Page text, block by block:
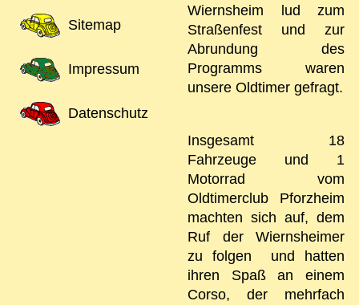
Wiernsheim lud zum
Straßenfest und zur
Abrundung des
Programms waren
unsere Oldtimer gefragt.
Insgesamt 18
Fahrzeuge und 1
Motorrad vom
Oldtimerclub Pforzheim
machten sich auf, dem
Ruf der Wiernsheimer
zu folgen und hatten
ihren Spaß an einem
Corso, der mehrfach
Sitemap
Impressum
Datenschutz